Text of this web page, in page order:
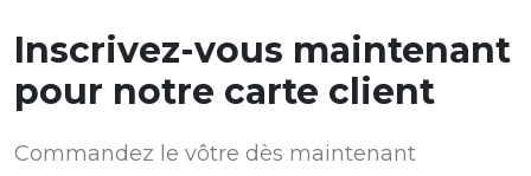
Inscrivez-vous maintenant
pour notre carte client
Commandez le vôtre dès maintenant